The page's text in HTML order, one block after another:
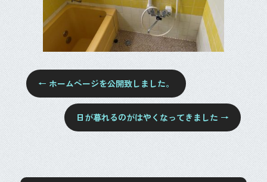
← ホームページを公開致しました。
日が暮れるのがはやくなってきました →